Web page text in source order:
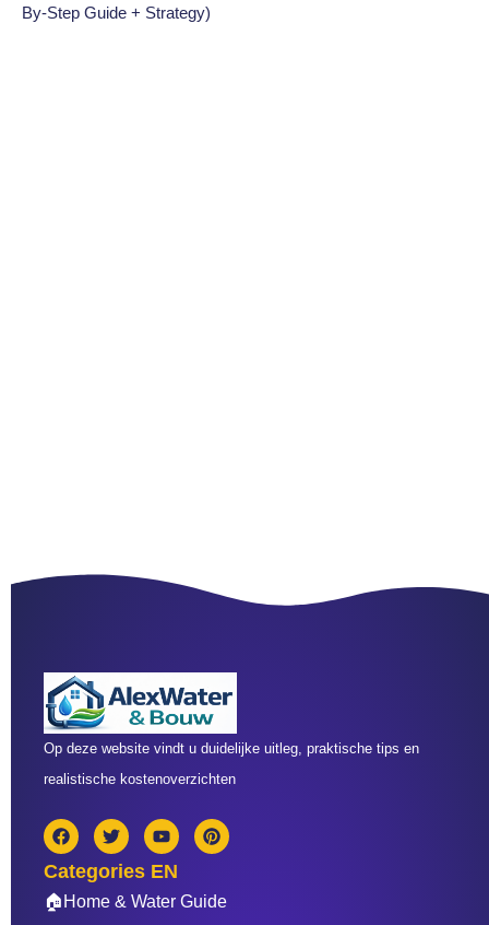
By-Step Guide + Strategy)
Op deze website vindt u duidelijke uitleg, praktische tips en
realistische kostenoverzichten
F
a
e
b
o
T
w
t
e
Y
o
u
t
u
b
P
i
e
r
Categories EN
🏠Home & Water Guide